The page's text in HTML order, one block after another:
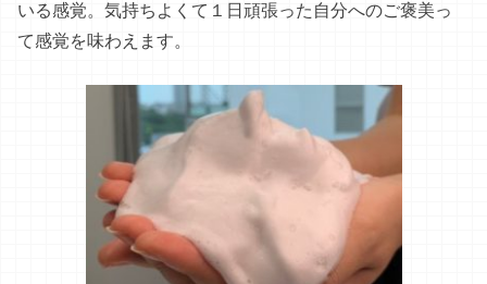
いる感覚。気持ちよくて１日頑張った自分へのご褒美っ
て感覚を味わえます。